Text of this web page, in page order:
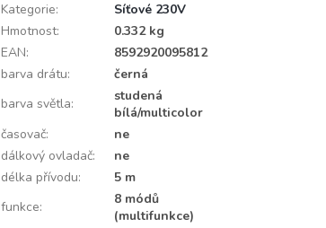
Kategorie:
Síťové 230V
Hmotnost:
0.332 kg
EAN:
8592920095812
barva drátu:
černá
barva světla:
studená
bílá/multicolor
časovač:
ne
dálkový ovladač:
ne
délka přívodu:
5 m
funkce:
8 módů
(multifunkce)